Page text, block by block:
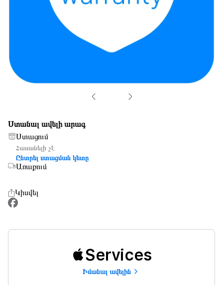
Ստանալ ավելի արագ
Ստացում
Հասանելի չէ
Ընտրել ստացման կետը
Առաքում
Կիսվել
Services
Իմանալ ավելին